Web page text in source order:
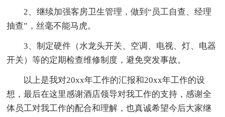
2、继续加强客房卫生管理，做到“员工自查、经理
抽查”，丝毫不能马虎。
3、制定硬件（水龙头开关、空调、电视、灯、电器
开关）等的定期检查维修制度，避免突发事故。
以上是我对20xx年工作的汇报和20xx年工作的设
想，最后在这里感谢酒店领导对我工作的支持，感谢全
体员工对我工作的配合和理解，也真诚希望今后大家继